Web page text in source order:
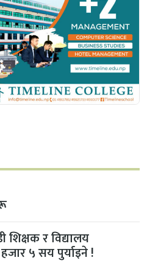
शिक्षक र विद्यालय
५ सय पुर्याइने !